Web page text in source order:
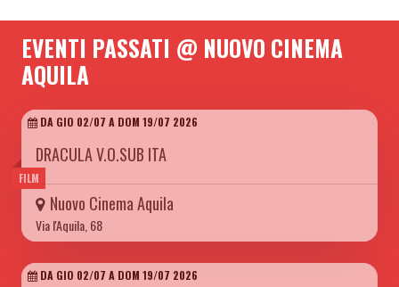
EVENTI PASSATI @ NUOVO CINEMA
AQUILA
FILM
DA GIO 02/07 A DOM 19/07 2026
DRACULA V.O.SUB ITA
Nuovo Cinema Aquila
Via l'Aquila, 68
DA GIO 02/07 A DOM 19/07 2026